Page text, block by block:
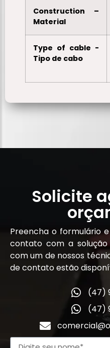
Construction –
Material
Type of cable -
Tipo de cabo
Solicite
Preencha o formulário
contato com a
com um de nossos
de contato estão
(47)
(47)